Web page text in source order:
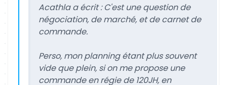
Acathla a écrit :C'est une question de
négociation, de marché, et de carnet de
commande.
Perso, mon planning étant plus souvent
vide que plein, si on me propose une
commande en régie de 120JH, en